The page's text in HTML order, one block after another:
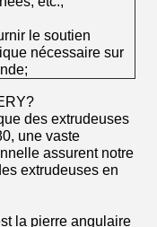
le soutien
nécessaire sur
des extrudeuses
une vaste
assurent notre
extrudeuses en
la pierre angulaire